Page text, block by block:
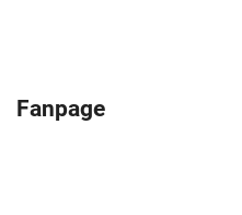
Fanpage